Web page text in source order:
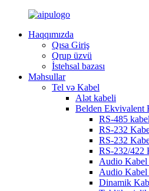
Haqqımızda
Qısa Giriş
Qrup üzvü
İstehsal bazası
Məhsullar
Tel və Kabel
Alət kabeli
Belden Ekvivalent
RS-485
RS-232
RS-232
RS-232/422
Audio
Audio Kabel
Dinamik